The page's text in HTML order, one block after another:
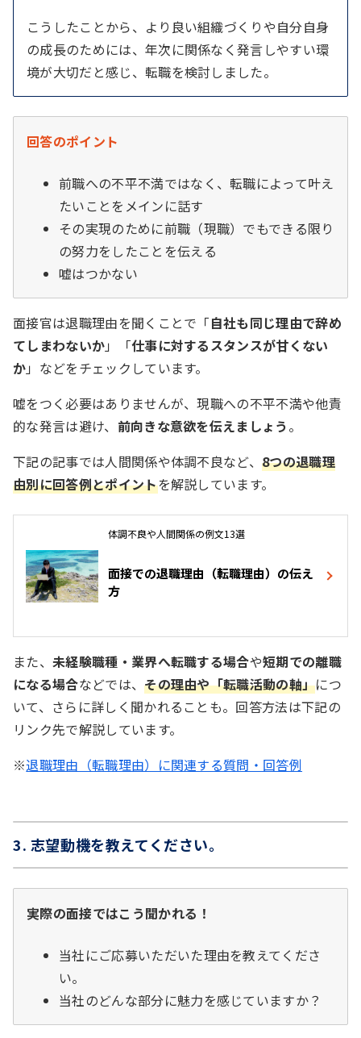
こうしたことから、より良い組織づくりや自分自身
の成長のためには、年次に関係なく発言しやすい環
境が大切だと感じ、転職を検討しました。
回答のポイント
前職への不平不満ではなく、転職によって叶え
たいことをメインに話す
その実現のために前職（現職）でもできる限り
の努力をしたことを伝える
嘘はつかない
面接官は退職理由を聞くことで「自社も同じ理由で辞め
てしまわないか」「仕事に対するスタンスが甘くない
か」などをチェックしています。
嘘をつく必要はありませんが、現職への不平不満や他責
的な発言は避け、 前向きな意欲を伝えましょう 。
下記の記事では人間関係や体調不良など、8つの退職理
由別に回答例とポイントを解説しています。
体調不良や人間関係の例文13選
面接での退職理由（転職理由）の伝え
方
また、 未経験職種・業界へ転職する場合や短期での離職
になる場合などでは、その理由や「転職活動の軸」につ
いて、さらに詳しく聞かれることも。回答方法は下記の
リンク先で解説しています。
※退職理由（転職理由）に関連する質問・回答例
3. 志望動機を教えてください。
実際の面接ではこう聞かれる！
当社にご応募いただいた理由を教えてくださ
い。
当社のどんな部分に魅力を感じていますか？